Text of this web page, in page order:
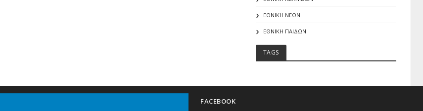
ΕΘΝΙΚΗ ΝΕΩΝ
ΕΘΝΙΚΗ ΠΑΙΔΩΝ
TAGS
FACEBOOK